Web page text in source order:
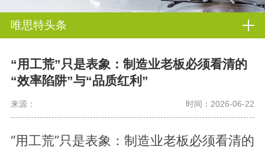
唯思特头条
“用工荒”只是表象：制造业老板必须看清的
“效率陷阱”与“品质红利”
来源： 时间：2026-06-22
“用工荒”只是表象：制造业老板必须看清的